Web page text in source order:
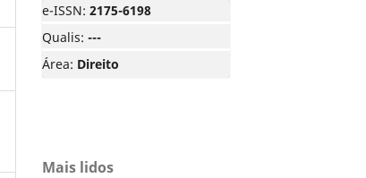
e-ISSN: 2175-6198
Qualis: ---
Área: Direito
Mais lidos